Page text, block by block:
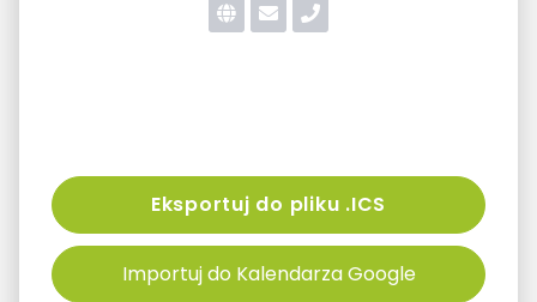
Eksportuj do pliku .ICS
Importuj do Kalendarza Google